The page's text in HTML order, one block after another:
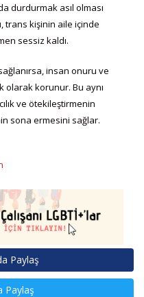
durdurmak asıl olması
trans kişinin aile içinde
sessiz kaldı.
insan onuru ve
olarak korunur. Bu aynı
ve ötekileştirmenin
sona ermesini sağlar.
Paylaş
Paylaş